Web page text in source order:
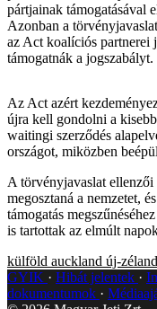
pártjainak támogatásával
Azonban a
az Act koalíciós partnerei
támogatnák a jogszabályt.
Az Act azért
újra kell gondolni a
waitingi szerződés
országot, miközben
A törvényjavaslat
megosztaná a nemzetet,
támogatás
is tartottak az elmúlt
külföld auckland új-zéland
GYIK
Hibát jelentek
dokumentumok